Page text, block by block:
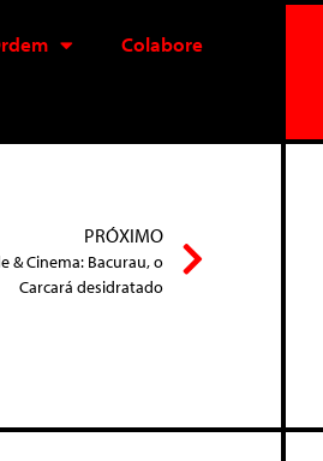
Colabore
PRÓXIMO
& Cinema: Bacurau, o
Carcará desidratado